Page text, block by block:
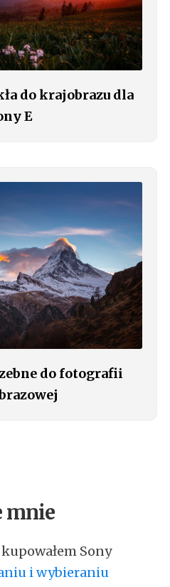
do krajobrazu dla
E
do fotografii
mnie
Sony
i wybieraniu